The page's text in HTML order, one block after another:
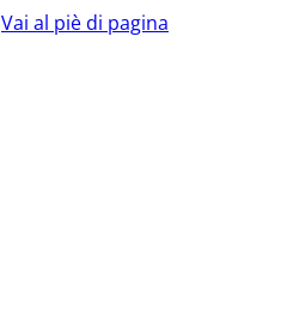
Vai al piè di pagina